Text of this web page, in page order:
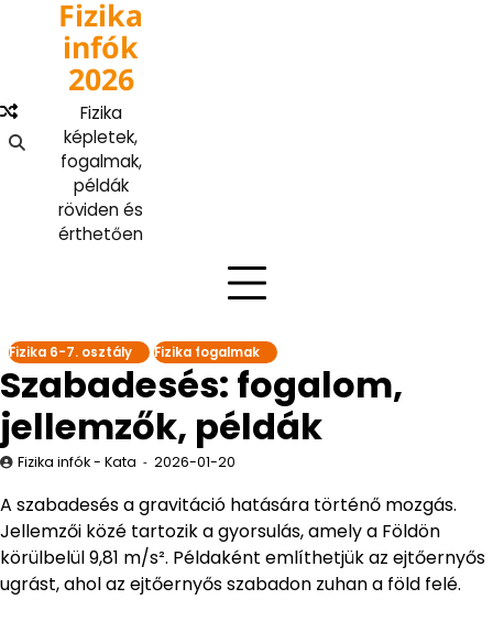
content
Fizika
infók
2026
Fizika
képletek,
fogalmak,
példák
röviden és
érthetően
Fizika 6-7. osztály Fizika fogalmak
Szabadesés: fogalom,
jellemzők, példák
Fizika infók - Kata 2026-01-20
A szabadesés a gravitáció hatására történő mozgás.
Jellemzői közé tartozik a gyorsulás, amely a Földön
körülbelül 9,81 m/s². Példaként említhetjük az ejtőernyős
ugrást, ahol az ejtőernyős szabadon zuhan a föld felé.